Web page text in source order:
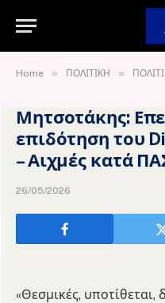
Home » ΠΟΛΙΤΙΚΗ »
Μητσοτάκης:
επιδότηση του
– Αιχμές κατά
26/05/2026
«Θεσμικές, υποτίθεται,